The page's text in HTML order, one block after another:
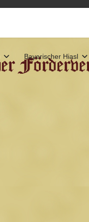
Bayerischer Hiasl